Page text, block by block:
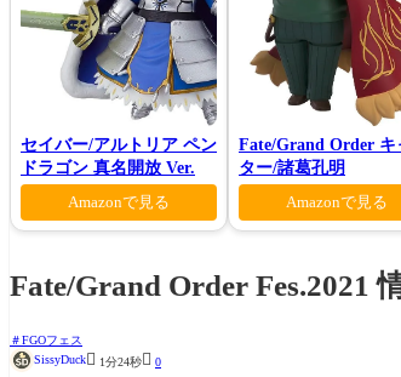
セイバー/アルトリア ペン
ドラゴン 真名開放 Ver.
Amazonで見る
Fate/Grand Order キ
ター/諸葛孔明
Amazonで見る
Fate/Grand Order Fes.2021
FGOフェス
SissyDuck 1分24秒 0